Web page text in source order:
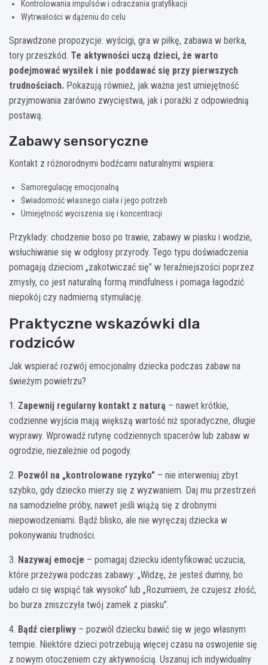
Kontrolowania impulsów i odraczania gratyfikacji
Wytrwałości w dążeniu do celu
Sprawdzone propozycje: wyścigi, gra w piłkę, zabawa w berka,
tory przeszkód. Te aktywności uczą dzieci, że warto
podejmować wysiłek i nie poddawać się przy pierwszych
trudnościach. Pokazują również, jak ważna jest umiejętność
przyjmowania zarówno zwycięstwa, jak i porażki z odpowiednią
postawą.
Zabawy sensoryczne
Kontakt z różnorodnymi bodźcami naturalnymi wspiera:
Samoregulację emocjonalną
Świadomość własnego ciała i jego potrzeb
Umiejętność wyciszenia się i koncentracji
Przykłady: chodzenie boso po trawie, zabawy w piasku i wodzie,
wsłuchiwanie się w odgłosy przyrody. Tego typu doświadczenia
pomagają dzieciom „zakotwiczać się” w teraźniejszości poprzez
zmysły, co jest naturalną formą mindfulness i pomaga łagodzić
niepokój czy nadmierną stymulację.
Praktyczne wskazówki dla
rodziców
Jak wspierać rozwój emocjonalny dziecka podczas zabaw na
świeżym powietrzu?
1. Zapewnij regularny kontakt z naturą – nawet krótkie,
codzienne wyjścia mają większą wartość niż sporadyczne, długie
wyprawy. Wprowadź rutynę codziennych spacerów lub zabaw w
ogrodzie, niezależnie od pogody.
2. Pozwól na „kontrolowane ryzyko” – nie interweniuj zbyt
szybko, gdy dziecko mierzy się z wyzwaniem. Daj mu przestrzeń
na samodzielne próby, nawet jeśli wiążą się z drobnymi
niepowodzeniami. Bądź blisko, ale nie wyręczaj dziecka w
pokonywaniu trudności.
3. Nazywaj emocje – pomagaj dziecku identyfikować uczucia,
które przeżywa podczas zabawy: „Widzę, że jesteś dumny, bo
udało ci się wspiąć tak wysoko” lub „Rozumiem, że czujesz złość,
bo burza zniszczyła twój zamek z piasku”.
4. Bądź cierpliwy – pozwól dziecku bawić się w jego własnym
tempie. Niektóre dzieci potrzebują więcej czasu na oswojenie się
z nowym otoczeniem czy aktywnością. Uszanuj ich indywidualny